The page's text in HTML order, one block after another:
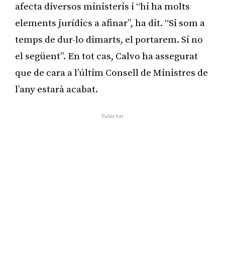
afecta diversos ministeris i “hi ha molts
elements jurídics a afinar”, ha dit. “Si som a
temps de dur-lo dimarts, el portarem. Si no
el següent”. En tot cas, Calvo ha assegurat
que de cara a l’últim Consell de Ministres de
l’any estarà acabat.
Publicitat